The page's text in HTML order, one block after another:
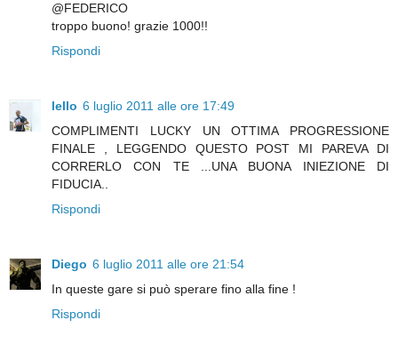
@FEDERICO
troppo buono! grazie 1000!!
Rispondi
lello 6 luglio 2011 alle ore 17:49
COMPLIMENTI LUCKY UN OTTIMA PROGRESSIONE
FINALE , LEGGENDO QUESTO POST MI PAREVA DI
CORRERLO CON TE ...UNA BUONA INIEZIONE DI
FIDUCIA..
Rispondi
Diego 6 luglio 2011 alle ore 21:54
In queste gare si può sperare fino alla fine !
Rispondi